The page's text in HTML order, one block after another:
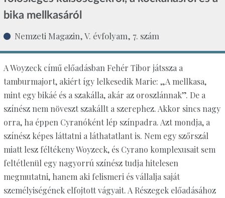
bika mellkasáról
Nemzeti Magazin, V. évfolyam, 7. szám
A Woyzeck című előadásban Fehér Tibor játssza a
tamburmajort, akiért így lelkesedik Marie: „A mellkasa,
mint egy bikáé és a szakálla, akár az oroszlánnak”. De a
színész nem növeszt szakállt a szerephez. Akkor sincs nagy
orra, ha éppen Cyranóként lép színpadra. Azt mondja, a
színész képes láttatni a láthatatlant is. Nem egy szőrszál
miatt lesz féltékeny Woyzeck, és Cyrano komplexusait sem
feltétlenül egy nagyorrú színész tudja hitelesen
megmutatni, hanem aki felismeri és vállalja saját
személyiségének elfojtott vágyait. A Részegek előadásához